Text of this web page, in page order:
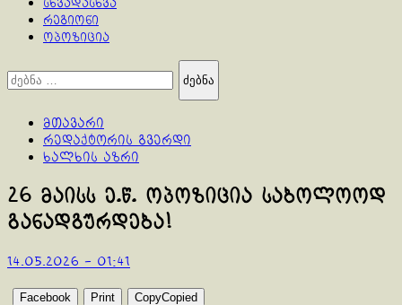
სხვადასხვა
რეგიონი
ოპოზიცია
ძებნა:
მთავარი
რედაქტორის გვერდი
ხალხის აზრი
26 მაისს ე.წ. ოპოზიცია საბოლოოდ
განადგურდება!
14.05.2026 - 01:41
Facebook Print CopyCopied